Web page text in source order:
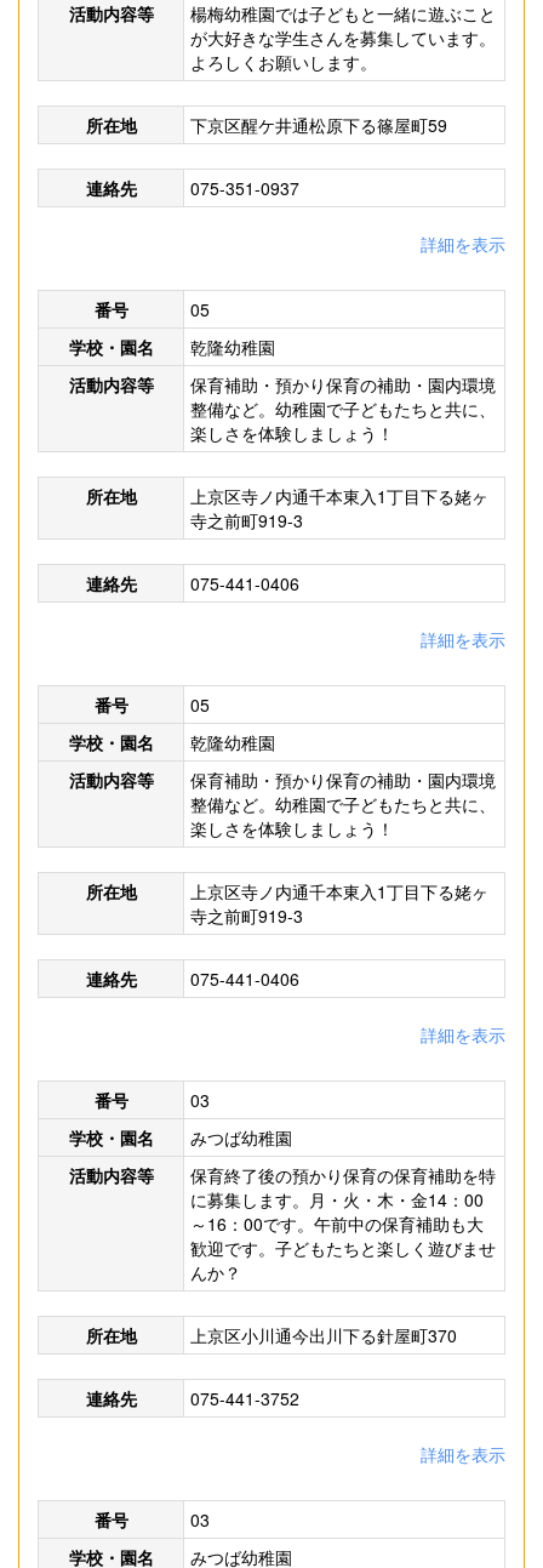
活動内容等
楊梅幼稚園では子どもと一緒に遊ぶこと
が大好きな学生さんを募集しています。
よろしくお願いします。
所在地 下京区醒ケ井通松原下る篠屋町59
連絡先 075-351-0937
詳細を表示
番号
05
学校・園名
乾隆幼稚園
活動内容等
保育補助・預かり保育の補助・園内環境
整備など。幼稚園で子どもたちと共に、
楽しさを体験しましょう！
所在地
上京区寺ノ内通千本東入1丁目下る姥ヶ
寺之前町919-3
連絡先 075-441-0406
詳細を表示
番号
05
学校・園名
乾隆幼稚園
活動内容等
保育補助・預かり保育の補助・園内環境
整備など。幼稚園で子どもたちと共に、
楽しさを体験しましょう！
所在地
上京区寺ノ内通千本東入1丁目下る姥ヶ
寺之前町919-3
連絡先 075-441-0406
詳細を表示
番号
03
学校・園名
みつば幼稚園
活動内容等
保育終了後の預かり保育の保育補助を特
に募集します。月・火・木・金14：00
～16：00です。午前中の保育補助も大
歓迎です。子どもたちと楽しく遊びませ
んか？
所在地 上京区小川通今出川下る針屋町370
連絡先 075-441-3752
詳細を表示
番号
03
学校・園名
みつば幼稚園